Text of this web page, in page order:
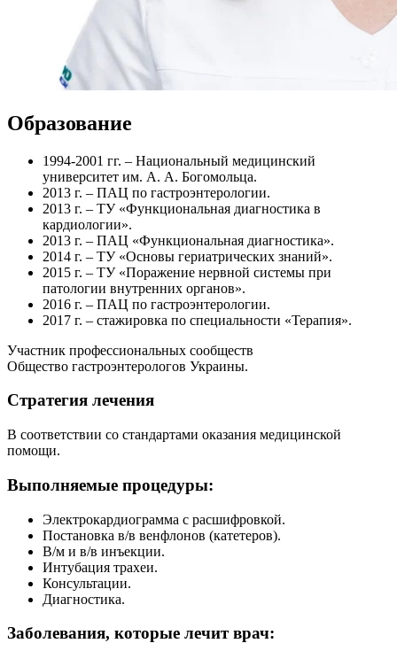
Образование
1994-2001 гг. – Национальный медицинский
университет им. А. А. Богомольца.
2013 г. – ПАЦ по гастроэнтерологии.
2013 г. – ТУ «Функциональная диагностика в
кардиологии».
2013 г. – ПАЦ «Функциональная диагностика».
2014 г. – ТУ «Основы гериатрических знаний».
2015 г. – ТУ «Поражение нервной системы при
патологии внутренних органов».
2016 г. – ПАЦ по гастроэнтерологии.
2017 г. – стажировка по специальности «Терапия».
Участник профессиональных сообществ
Общество гастроэнтерологов Украины.
Стратегия лечения
В соответствии со стандартами оказания медицинской
помощи.
Выполняемые процедуры:
Электрокардиограмма с расшифровкой.
Постановка в/в венфлонов (катетеров).
В/м и в/в инъекции.
Интубация трахеи.
Консультации.
Диагностика.
Заболевания, которые лечит врач: